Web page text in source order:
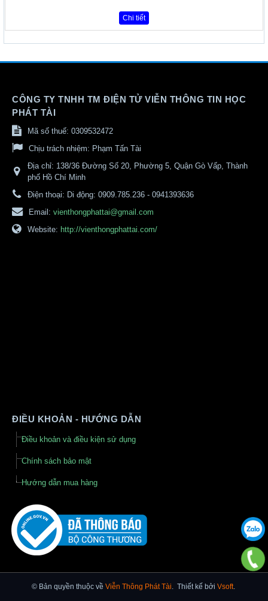
Chi tiết
CÔNG TY TNHH TM ĐIỆN TỬ VIỄN THÔNG TIN HỌC
PHÁT TÀI
Mã số thuế: 0309532472
Chịu trách nhiệm: Phạm Tấn Tài
Địa chỉ: 138/36 Đường Số 20, Phường 5, Quận Gò Vấp, Thành
phố Hồ Chí Minh
Điện thoại: Di động: 0909.785.236 - 0941393636
Email: vienthongphattai@gmail.com
Website: http://vienthongphattai.com/
ĐIỀU KHOẢN - HƯỚNG DẪN
Điều khoản và điều kiện sử dụng
Chính sách bảo mật
Hướng dẫn mua hàng
© Bản quyền thuộc về Viễn Thông Phát Tài. Thiết kế bởi Vsoft.